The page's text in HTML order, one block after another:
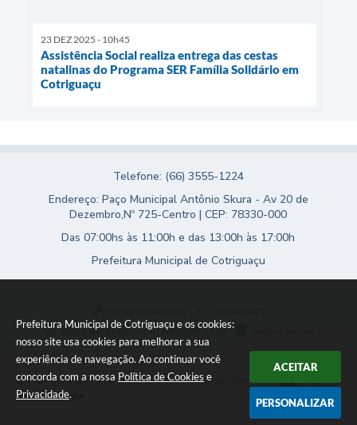
Prefeitura Municipal de Cotriguaçu e os cookies:
nosso site usa cookies para melhorar a sua
experiência de navegação. Ao continuar você
concorda com a nossa Política de Cookies e
Privacidade.
ACEITAR
PERSONALIZAR
23 DEZ 2025 - 10h45
Assistência Social realiza entrega das cestas
natalinas do Programa SER Família Solidário em
Cotriguaçu
Telefone: (66) 3555-1224
Endereço: Paço Municipal Antônio Skura - Av 20 de
Dezembro,Nº 725-Centro | CEP: 78330-000
Das 07:00hs às 11:00h e das 13:00h às 17:00h
Prefeitura Municipal de Cotriguaçu
Portal atualizado em:07/08/2026 17:23
Copyright Instar - 2006-2026. Todos os direitos reservados -
Instar Tecnologia